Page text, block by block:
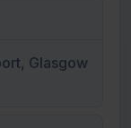
Glasgow